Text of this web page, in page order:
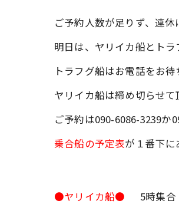
ご予約人数が足りず、連休
明日は、ヤリイカ船とトラ
トラフグ船はお電話をお待
ヤリイカ船は締め切らせて
ご予約は090-6086-3239か
乗合船の予定表が１番下に
●ヤリイカ船●
5時集合